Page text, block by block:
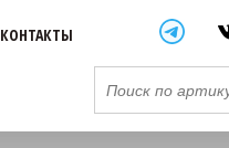
КОНТАКТЫ